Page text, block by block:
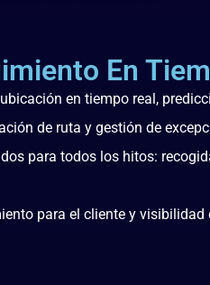
En
en tiempo real,
de ruta y gestión de
para todos los hitos:
para el cliente y